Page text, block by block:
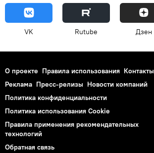
VK Rutube Дзен
О проекте Правила использования Контакты
Реклама Пресс-релизы Новости компаний
Политика конфиденциальности
Политика использования Cookie
Правила применения рекомендательных
технологий
Обратная связь